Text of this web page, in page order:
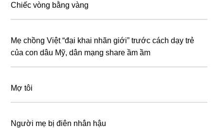
Chiếc vòng bằng vàng
Mẹ chồng Việt “đại khai nhãn giới” trước cách dạy trẻ
của con dâu Mỹ, dân mạng share ầm ầm
Mợ tôi
Người mẹ bị điên nhân hậu